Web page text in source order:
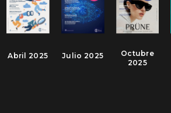
Octubre
2025
Julio 2025
Abril 2025